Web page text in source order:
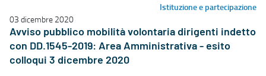
Istituzione e partecipazione
03 dicembre 2020
Avviso pubblico mobilità volontaria dirigenti indetto
con DD.1545-2019: Area Amministrativa - esito
colloqui 3 dicembre 2020